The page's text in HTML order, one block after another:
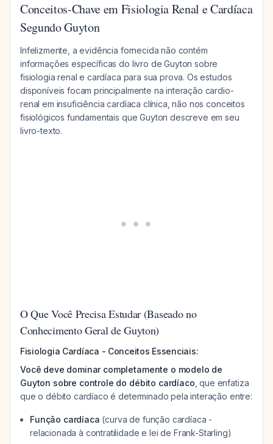
Conceitos-Chave em Fisiologia Renal e Cardíaca
Segundo Guyton
Infelizmente, a evidência fornecida não contém
informações específicas do livro de Guyton sobre
fisiologia renal e cardíaca para sua prova. Os estudos
disponíveis focam principalmente na interação cardio-
renal em insuficiência cardíaca clínica, não nos conceitos
fisiológicos fundamentais que Guyton descreve em seu
livro-texto.
O Que Você Precisa Estudar (Baseado no
Conhecimento Geral de Guyton)
Fisiologia Cardíaca - Conceitos Essenciais:
Você deve dominar completamente o modelo de
Guyton sobre controle do débito cardíaco , que enfatiza
que o débito cardíaco é determinado pela interação entre:
Função cardíaca (curva de função cardíaca -
relacionada à contratilidade e lei de Frank-Starling)